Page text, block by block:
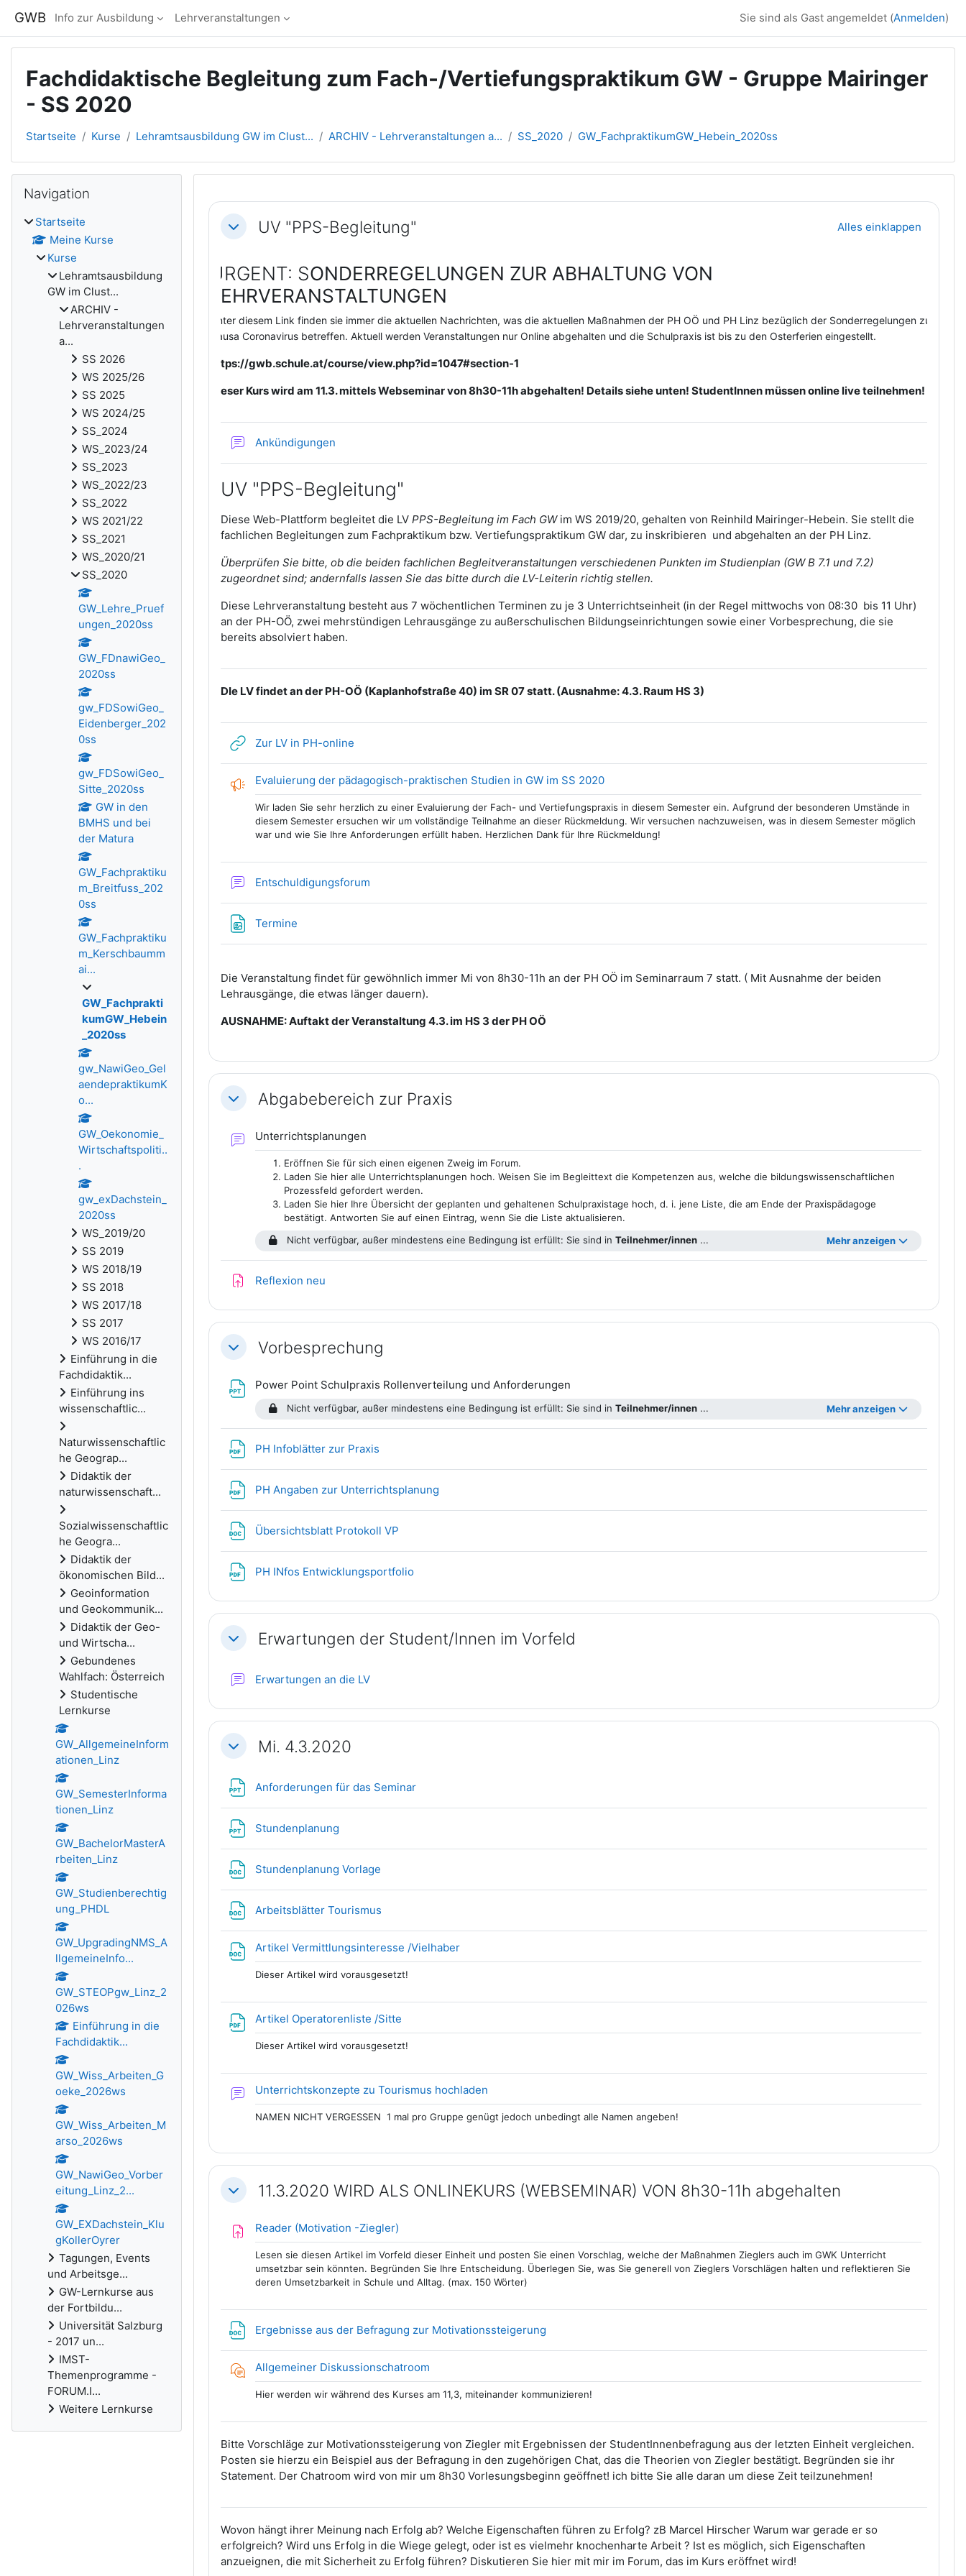
GWB Info zur Ausbildung Lehrveranstaltungen Sie sind als Gast angemeldet (Anmelden)
Fachdidaktische Begleitung zum Fach-/Vertiefungspraktikum GW - Gruppe Mairinger
- SS 2020
Startseite Kurse Lehramtsausbildung GW im Clust... ARCHIV - Lehrveranstaltungen a... SS_2020 GW_FachpraktikumGW_Hebein_2020ss
Abschnittsübersicht
EinklappenUV "PPS-Begleitung" Alles einklappen
URGENT: SONDERREGELUNGEN ZUR ABHALTUNG VON
LEHRVERANSTALTUNGEN
Unter diesem Link finden sie immer die aktuellen Nachrichten, was die aktuellen Maßnahmen der PH OÖ und PH Linz bezüglich der Sonderregelungen zur
Causa Coronavirus betreffen. Aktuell werden Veranstaltungen nur Online abgehalten und die Schulpraxis ist bis zu den Osterferien eingestellt.
https://gwb.schule.at/course/view.php?id=1047#section-1
Dieser Kurs wird am 11.3. mittels Webseminar von 8h30-11h abgehalten! Details siehe unten! StudentInnen müssen online live teilnehmen!
Ankündigungen
UV "PPS-Begleitung"
Diese Web-Plattform begleitet die LV PPS-Begleitung im Fach GWim WS 2019/20, gehalten von Reinhild Mairinger-Hebein. Sie stellt die
fachlichen Begleitungen zum Fachpraktikum bzw. Vertiefungspraktikum GW dar, zu inskribieren und abgehalten an der PH Linz.
Überprüfen Sie bitte, ob die beiden fachlichen Begleitveranstaltungen verschiedenen Punkten im Studienplan (GW B 7.1 und 7.2)
zugeordnet sind; andernfalls lassen Sie das bitte durch die LV-Leiterin richtig stellen.
Diese Lehrveranstaltung besteht aus 7 wöchentlichen Terminen zu je 3 Unterrichtseinheit (in der Regel mittwochs von 08:30 bis 11 Uhr)
an der PH-OÖ, zwei mehrstündigen Lehrausgänge zu außerschulischen Bildungseinrichtungen sowie einer Vorbesprechung, die sie
bereits absolviert haben.
DIe LV findet an der PH-OÖ (Kaplanhofstraße 40) im SR 07 statt. (Ausnahme: 4.3. Raum HS 3)
Zur LV in PH-onlineLink/URL
Evaluierung der pädagogisch-praktischen Studien in GW im SS 2020Feedback
Wir laden Sie sehr herzlich zu einer Evaluierung der Fach- und Vertiefungspraxis in diesem Semester ein. Aufgrund der besonderen Umstände in
diesem Semester ersuchen wir um vollständige Teilnahme an dieser Rückmeldung. Wir versuchen nachzuweisen, was in diesem Semester möglich
war und wie Sie Ihre Anforderungen erfüllt haben. Herzlichen Dank für Ihre Rückmeldung!
Entschuldigungsforum
Termine
Die Veranstaltung findet für gewöhnlich immer Mi von 8h30-11h an der PH OÖ im Seminarraum 7 statt. ( Mit Ausnahme der beiden
Lehrausgänge, die etwas länger dauern).
AUSNAHME: Auftakt der Veranstaltung 4.3. im HS 3 der PH OÖ
EinklappenAbgabebereich zur Praxis
Unterrichtsplanungen
Eröffnen Sie für sich einen eigenen Zweig im Forum.
Laden Sie hier alle Unterrichtsplanungen hoch. Weisen Sie im Begleittext die Kompetenzen aus, welche die bildungswissenschaftlichen
Prozessfeld gefordert werden.
Laden Sie hier Ihre Übersicht der geplanten und gehaltenen Schulpraxistage hoch, d. i. jene Liste, die am Ende der Praxispädagoge
bestätigt. Antworten Sie auf einen Eintrag, wenn Sie die Liste aktualisieren.
Mehr anzeigen
Nicht verfügbar, außer mindestens eine Bedingung ist erfüllt: Sie sind inTeilnehmer/innen ...
Reflexion neuAufgabe
EinklappenVorbesprechung
Power Point Schulpraxis Rollenverteilung und Anforderungen
Mehr anzeigen
Nicht verfügbar, außer mindestens eine Bedingung ist erfüllt: Sie sind inTeilnehmer/innen ...
PH Infoblätter zur Praxis
PH Angaben zur Unterrichtsplanung
Übersichtsblatt Protokoll VP
PH INfos Entwicklungsportfolio
EinklappenErwartungen der Student/Innen im Vorfeld
Erwartungen an die LV
EinklappenMi. 4.3.2020
Anforderungen für das Seminar
Stundenplanung
Stundenplanung Vorlage
Arbeitsblätter Tourismus
Artikel Vermittlungsinteresse /Vielhaber
Dieser Artikel wird vorausgesetzt!
Artikel Operatorenliste /Sitte
Dieser Artikel wird vorausgesetzt!
Unterrichtskonzepte zu Tourismus hochladen
NAMEN NICHT VERGESSEN 1 mal pro Gruppe genügt jedoch unbedingt alle Namen angeben!
Einklappen11.3.2020 WIRD ALS ONLINEKURS (WEBSEMINAR) VON 8h30-11h abgehalten
Reader (Motivation -Ziegler)Aufgabe
Lesen sie diesen Artikel im Vorfeld dieser Einheit und posten Sie einen Vorschlag, welche der Maßnahmen Zieglers auch im GWK Unterricht
umsetzbar sein könnten. Begründen Sie Ihre Entscheidung. Überlegen Sie, was Sie generell von Zieglers Vorschlägen halten und reflektieren Sie
deren Umsetzbarkeit in Schule und Alltag. (max. 150 Wörter)
Ergebnisse aus der Befragung zur Motivationssteigerung
Allgemeiner Diskussionschatroom
Hier werden wir während des Kurses am 11,3, miteinander kommunizieren!
Bitte Vorschläge zur Motivationssteigerung von Ziegler mit Ergebnissen der StudentInnenbefragung aus der letzten Einheit vergleichen.
Posten sie hierzu ein Beispiel aus der Befragung in den zugehörigen Chat, das die Theorien von Ziegler bestätigt. Begründen sie ihr
Statement. Der Chatroom wird von mir um 8h30 Vorlesungsbeginn geöffnet! ich bitte Sie alle daran um diese Zeit teilzunehmen!
Wovon hängt ihrer Meinung nach Erfolg ab? Welche Eigenschaften führen zu Erfolg? zB Marcel Hirscher Warum war gerade er so
erfolgreich? Wird uns Erfolg in die Wiege gelegt, oder ist es vielmehr knochenharte Arbeit ? Ist es möglich, sich Eigenschaften
anzueignen, die mit Sicherheit zu Erfolg führen? Diskutieren Sie hier mit mir im Forum, das im Kurs eröffnet wird!
Blöcke
Navigation
Startseite
Meine Kurse
Kurse
Lehramtsausbildung
GW im Clust...
ARCHIV -
Lehrveranstaltungen
a...
SS 2026
WS 2025/26
SS 2025
WS 2024/25
SS_2024
WS_2023/24
SS_2023
WS_2022/23
SS_2022
WS 2021/22
SS_2021
WS_2020/21
SS_2020
GW_Lehre_Pruef
ungen_2020ss
GW_FDnawiGeo_
2020ss
gw_FDSowiGeo_
Eidenberger_202
0ss
gw_FDSowiGeo_
Sitte_2020ss
GW in den
BMHS und bei
der Matura
GW_Fachpraktiku
m_Breitfuss_202
0ss
GW_Fachpraktiku
m_Kerschbaumm
ai...
GW_Fachprakti
kumGW_Hebein
_2020ss
gw_NawiGeo_Gel
aendepraktikumK
o...
GW_Oekonomie_
Wirtschaftspoliti..
.
gw_exDachstein_
2020ss
WS_2019/20
SS 2019
WS 2018/19
SS 2018
WS 2017/18
SS 2017
WS 2016/17
Einführung in die
Fachdidaktik...
Einführung ins
wissenschaftlic...
Naturwissenschaftlic
he Geograp...
Didaktik der
naturwissenschaft...
Sozialwissenschaftlic
he Geogra...
Didaktik der
ökonomischen Bild...
Geoinformation
und Geokommunik...
Didaktik der Geo-
und Wirtscha...
Gebundenes
Wahlfach: Österreich
Studentische
Lernkurse
GW_AllgemeineInform
ationen_Linz
GW_SemesterInforma
tionen_Linz
GW_BachelorMasterA
rbeiten_Linz
GW_Studienberechtig
ung_PHDL
GW_UpgradingNMS_A
llgemeineInfo...
GW_STEOPgw_Linz_2
026ws
Einführung in die
Fachdidaktik...
GW_Wiss_Arbeiten_G
oeke_2026ws
GW_Wiss_Arbeiten_M
arso_2026ws
GW_NawiGeo_Vorber
eitung_Linz_2...
GW_EXDachstein_Klu
gKollerOyrer
Tagungen, Events
und Arbeitsge...
GW-Lernkurse aus
der Fortbildu...
Universität Salzburg
- 2017 un...
IMST-
Themenprogramme -
FORUM.I...
Weitere Lernkurse